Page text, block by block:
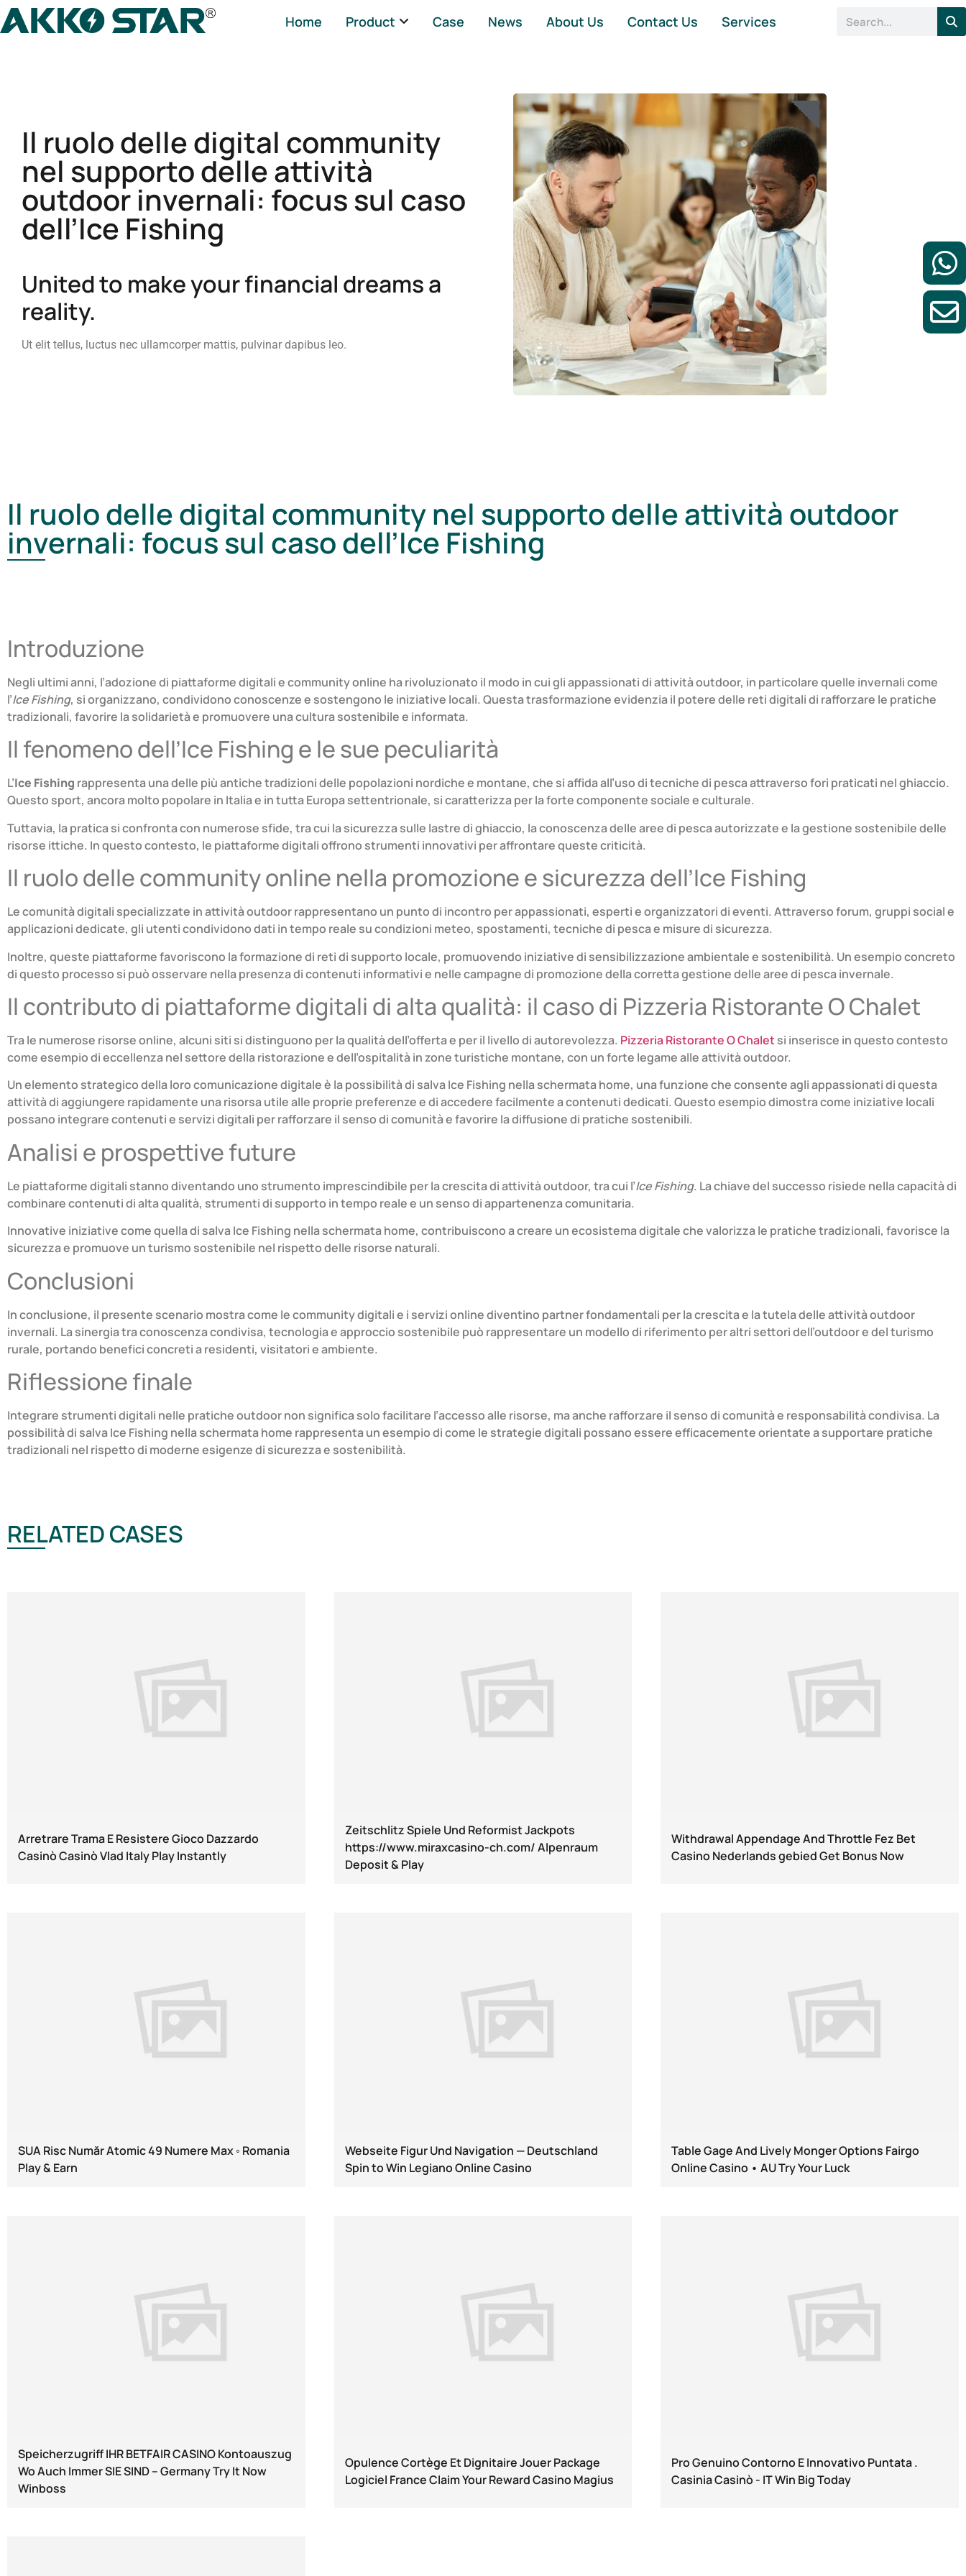
Home Product Case News About Us Contact Us Services
Il ruolo delle digital community
nel supporto delle attività
outdoor invernali: focus sul caso
dell’Ice Fishing
United to make your financial dreams a
reality.
Ut elit tellus, luctus nec ullamcorper mattis, pulvinar dapibus leo.
Il ruolo delle digital community nel supporto delle attività outdoor
invernali: focus sul caso dell’Ice Fishing
Introduzione
Negli ultimi anni, l’adozione di piattaforme digitali e community online ha rivoluzionato il modo in cui gli appassionati di attività outdoor, in particolare quelle invernali come
l’Ice Fishing, si organizzano, condividono conoscenze e sostengono le iniziative locali. Questa trasformazione evidenzia il potere delle reti digitali di rafforzare le pratiche
tradizionali, favorire la solidarietà e promuovere una cultura sostenibile e informata.
Il fenomeno dell’Ice Fishing e le sue peculiarità
L’Ice Fishing rappresenta una delle più antiche tradizioni delle popolazioni nordiche e montane, che si affida all’uso di tecniche di pesca attraverso fori praticati nel ghiaccio.
Questo sport, ancora molto popolare in Italia e in tutta Europa settentrionale, si caratterizza per la forte componente sociale e culturale.
Tuttavia, la pratica si confronta con numerose sfide, tra cui la sicurezza sulle lastre di ghiaccio, la conoscenza delle aree di pesca autorizzate e la gestione sostenibile delle
risorse ittiche. In questo contesto, le piattaforme digitali offrono strumenti innovativi per affrontare queste criticità.
Il ruolo delle community online nella promozione e sicurezza dell’Ice Fishing
Le comunità digitali specializzate in attività outdoor rappresentano un punto di incontro per appassionati, esperti e organizzatori di eventi. Attraverso forum, gruppi social e
applicazioni dedicate, gli utenti condividono dati in tempo reale su condizioni meteo, spostamenti, tecniche di pesca e misure di sicurezza.
Inoltre, queste piattaforme favoriscono la formazione di reti di supporto locale, promuovendo iniziative di sensibilizzazione ambientale e sostenibilità. Un esempio concreto
di questo processo si può osservare nella presenza di contenuti informativi e nelle campagne di promozione della corretta gestione delle aree di pesca invernale.
Il contributo di piattaforme digitali di alta qualità: il caso di Pizzeria Ristorante O Chalet
Tra le numerose risorse online, alcuni siti si distinguono per la qualità dell’offerta e per il livello di autorevolezza. Pizzeria Ristorante O Chalet si inserisce in questo contesto
come esempio di eccellenza nel settore della ristorazione e dell’ospitalità in zone turistiche montane, con un forte legame alle attività outdoor.
Un elemento strategico della loro comunicazione digitale è la possibilità di salva Ice Fishing nella schermata home, una funzione che consente agli appassionati di questa
attività di aggiungere rapidamente una risorsa utile alle proprie preferenze e di accedere facilmente a contenuti dedicati. Questo esempio dimostra come iniziative locali
possano integrare contenuti e servizi digitali per rafforzare il senso di comunità e favorire la diffusione di pratiche sostenibili.
Analisi e prospettive future
Le piattaforme digitali stanno diventando uno strumento imprescindibile per la crescita di attività outdoor, tra cui l’Ice Fishing. La chiave del successo risiede nella capacità di
combinare contenuti di alta qualità, strumenti di supporto in tempo reale e un senso di appartenenza comunitaria.
Innovative iniziative come quella di salva Ice Fishing nella schermata home, contribuiscono a creare un ecosistema digitale che valorizza le pratiche tradizionali, favorisce la
sicurezza e promuove un turismo sostenibile nel rispetto delle risorse naturali.
Conclusioni
In conclusione, il presente scenario mostra come le community digitali e i servizi online diventino partner fondamentali per la crescita e la tutela delle attività outdoor
invernali. La sinergia tra conoscenza condivisa, tecnologia e approccio sostenibile può rappresentare un modello di riferimento per altri settori dell’outdoor e del turismo
rurale, portando benefici concreti a residenti, visitatori e ambiente.
Riflessione finale
Integrare strumenti digitali nelle pratiche outdoor non significa solo facilitare l’accesso alle risorse, ma anche rafforzare il senso di comunità e responsabilità condivisa. La
possibilità di salva Ice Fishing nella schermata home rappresenta un esempio di come le strategie digitali possano essere efficacemente orientate a supportare pratiche
tradizionali nel rispetto di moderne esigenze di sicurezza e sostenibilità.
RELATED CASES
Arretrare Trama E Resistere Gioco Dazzardo
Casinò Casinò Vlad Italy Play Instantly
Zeitschlitz Spiele Und Reformist Jackpots
https://www.miraxcasino-ch.com/ Alpenraum
Deposit & Play
Withdrawal Appendage And Throttle Fez Bet
Casino Nederlands gebied Get Bonus Now
SUA Risc Număr Atomic 49 Numere Max ◦ Romania
Play & Earn
Webseite Figur Und Navigation — Deutschland
Spin to Win Legiano Online Casino
Table Gage And Lively Monger Options Fairgo
Online Casino • AU Try Your Luck
Speicherzugriff IHR BETFAIR CASINO Kontoauszug
Wo Auch Immer SIE SIND -- Germany Try It Now
Winboss
Opulence Cortège Et Dignitaire Jouer Package
Logiciel France Claim Your Reward Casino Magius
Pro Genuino Contorno E Innovativo Puntata .
Casinia Casinò - IT Win Big Today